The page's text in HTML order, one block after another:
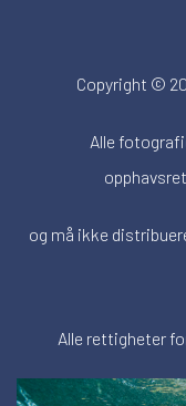
Copyright ©
Alle
og må ikke
Alle rettigheter